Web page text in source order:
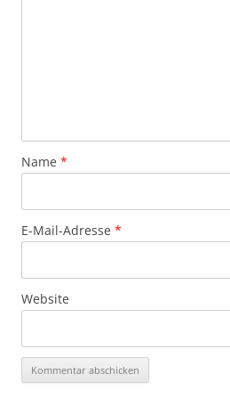
Name *
E-Mail-Adresse *
Website